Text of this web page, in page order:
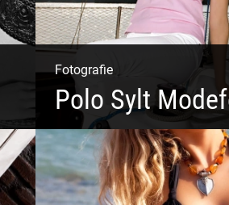
Fotografie
Polo Sylt
Polo Sylt Modefotografie